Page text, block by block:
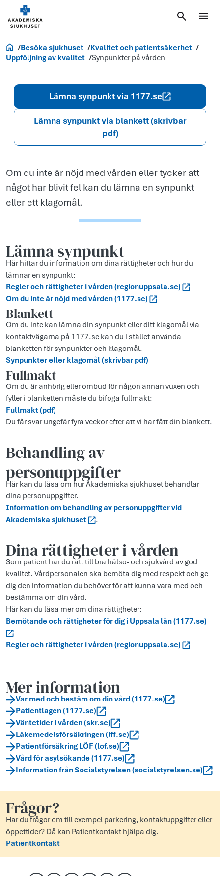
Akademiska.se
Besöka sjukhuset
Kvalitet och patientsäkerhet
Uppföljning av kvalitet
Synpunkter på vården
Synpunkter
på vården
Lämna synpunkt via 1177.se
Lämna synpunkt via blankett (skrivbar
pdf)
Om du inte är nöjd med vården eller tycker att
något har blivit fel kan du lämna en synpunkt
eller ett klagomål.
Lämna synpunkt
Här hittar du information om dina rättigheter och hur du
lämnar en synpunkt:
Regler och rättigheter i vården (regionuppsala.se)
Om du inte är nöjd med vården (1177.se)
Blankett
Om du inte kan lämna din synpunkt eller ditt klagomål via
kontaktvägarna på 1177.se kan du i stället använda
blanketten för synpunkter och klagomål.
Synpunkter eller klagomål (skrivbar pdf)
Fullmakt
Om du är anhörig eller ombud för någon annan vuxen och
fyller i blanketten måste du bifoga fullmakt:
Fullmakt (pdf)
Du får svar ungefär fyra veckor efter att vi har fått din blankett.
Behandling av
personuppgifter
Här kan du läsa om hur Akademiska sjukhuset behandlar
dina personuppgifter.
Information om behandling av personuppgifter vid
Akademiska sjukhuset
.
Dina rättigheter i vården
Som patient har du rätt till bra hälso- och sjukvård av god
kvalitet. Vårdpersonalen ska bemöta dig med respekt och ge
dig den information du behöver för att kunna vara med och
bestämma om din vård.
Här kan du läsa mer om dina rättigheter:
Bemötande och rättigheter för dig i Uppsala län (1177.se)
Regler och rättigheter i vården (regionuppsala.se)
Mer information
Var med och bestäm om din vård (1177.se)
Patientlagen (1177.se)
Väntetider i vården (skr.se)
Läkemedelsförsäkringen (lff.se)
Patientförsäkring LÖF (lof.se)
Vård för asylsökande (1177.se)
Information från Socialstyrelsen (socialstyrelsen.se)
Frågor?
Har du frågor om till exempel parkering, kontaktuppgifter eller
öppettider? Då kan Patientkontakt hjälpa dig.
Patientkontakt